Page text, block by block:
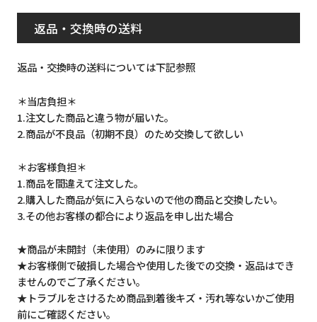
返品・交換時の送料
返品・交換時の送料については下記参照
＊当店負担＊
1.注文した商品と違う物が届いた。
2.商品が不良品（初期不良）のため交換して欲しい
＊お客様負担＊
1.商品を間違えて注文した。
2.購入した商品が気に入らないので他の商品と交換したい。
3.その他お客様の都合により返品を申し出た場合
★商品が未開封（未使用）のみに限ります
★お客様側で破損した場合や使用した後での交換・返品はでき
ませんのでご了承ください。
★トラブルをさけるため商品到着後キズ・汚れ等ないかご使用
前にご確認ください。